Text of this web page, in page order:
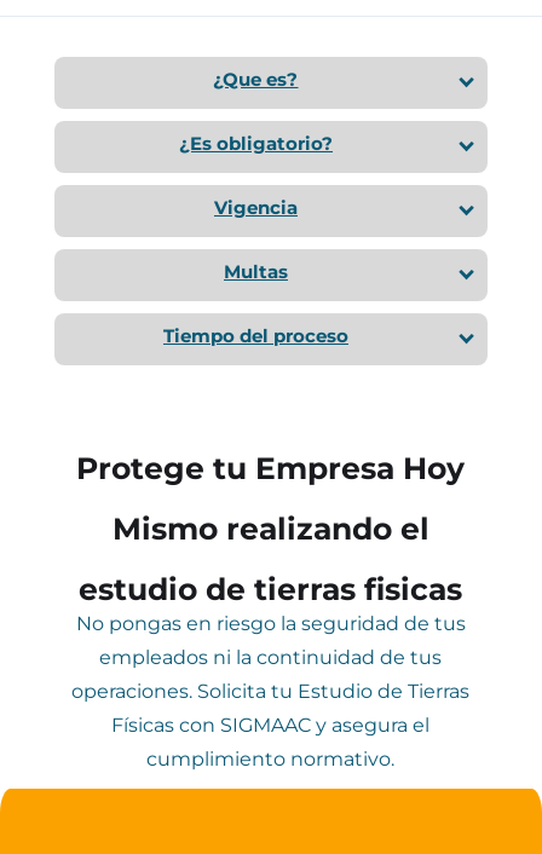
¿Que es?
¿Es obligatorio?
Vigencia
Multas
Tiempo del proceso
Protege tu Empresa Hoy
Mismo realizando el
estudio de tierras fisicas
No pongas en riesgo la seguridad de tus
empleados ni la continuidad de tus
operaciones. Solicita tu Estudio de Tierras
Físicas con SIGMAAC y asegura el
cumplimiento normativo.